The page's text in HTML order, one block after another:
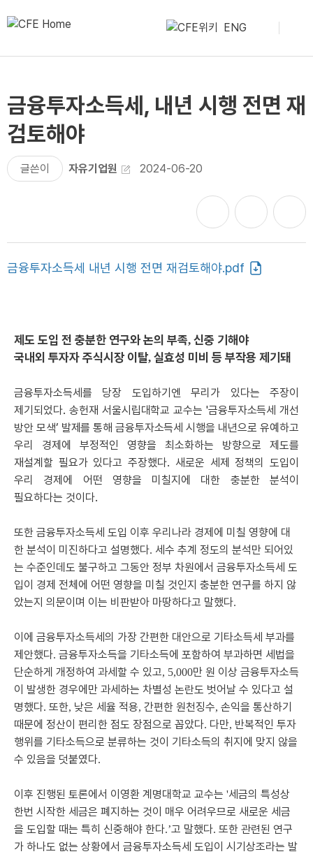
ENG
금융투자소득세, 내년 시행 전면 재
검토해야
글쓴이 자유기업원 2024-06-20
금융투자소득세 내년 시행 전면 재검토해야.pdf
제도 도입 전 충분한 연구와 논의 부족, 신중 기해야
국내외 투자자 주식시장 이탈, 실효성 미비 등 부작용 제기돼
금융투자소득세를 당장 도입하기엔 무리가 있다는 주장이
제기되었다.송헌재 서울시립대학교 교수는'금융투자소득세 개선
방안 모색’ 발제를 통해 금융투자소득세 시행을 내년으로 유예하고
우리 경제에 부정적인 영향을 최소화하는 방향으로 제도를
재설계할 필요가 있다고 주장했다. 새로운 세제 정책의 도입이
우리 경제에 어떤 영향을 미칠지에 대한 충분한 분석이
필요하다는 것이다.
또한 금융투자소득세 도입 이후 우리나라 경제에 미칠 영향에 대
한 분석이 미진하다고 설명했다. 세수 추계 정도의 분석만 되어있
는 수준인데도 불구하고 그동안 정부 차원에서 금융투자소득세 도
입이 경제 전체에 어떤 영향을 미칠 것인지 충분한 연구를 하지 않
았는지 의문이며 이는 비판받아 마땅하다고 말했다.
이에 금융투자소득세의 가장 간편한 대안으로 기타소득세 부과를
제안했다. 금융투자소득을 기타소득에 포함하여 부과하면 세법을
단순하게 개정하여 과세할 수 있고, 5,000만 원 이상 금융투자소득
이 발생한 경우에만 과세하는 차별성 논란도 벗어날 수 있다고 설
명했다. 또한, 낮은 세율 적용, 간편한 원천징수, 손익을 통산하기
때문에 정산이 편리한 점도 장점으로 꼽았다. 다만, 반복적인 투자
행위를 기타소득으로 분류하는 것이 기타소득의 취지에 맞지 않을
수 있음을 덧붙였다.
이후 진행된 토론에서 이영환 계명대학교 교수는 '세금의 특성상
한번 시작한 세금은 폐지하는 것이 매우 어려우므로 새로운 세금
을 도입할 때는 특히 신중해야 한다.’고 말했다. 또한 관련된 연구
가 하나도 없는 상황에서 금융투자소득세 도입이 시기상조라는 발